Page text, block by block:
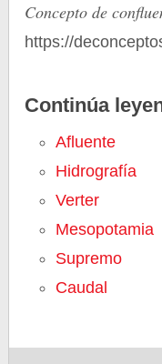
Concepto de
https://
Continúa
Afluente
Hidrografía
Verter
Mesopotamia
Supremo
Caudal